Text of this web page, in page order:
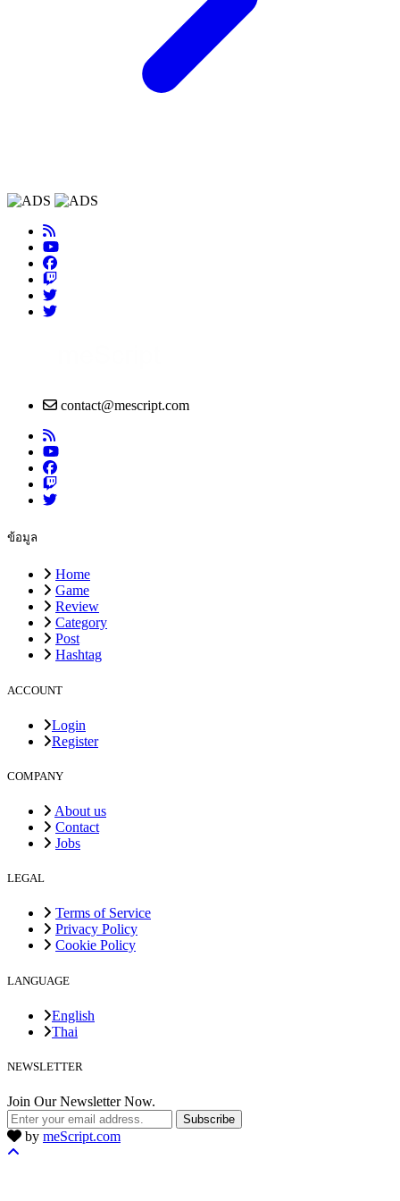
contact@mescript.com
ข้อมูล
Home
Game
Review
Category
Post
Hashtag
ACCOUNT
Login
Register
COMPANY
About us
Contact
Jobs
LEGAL
Terms of Service
Privacy Policy
Cookie Policy
LANGUAGE
English
Thai
NEWSLETTER
Join Our Newsletter Now.
Subscribe
by meScript.com